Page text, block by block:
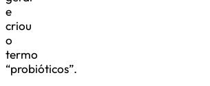
e
criou
o
termo
“probióticos”.